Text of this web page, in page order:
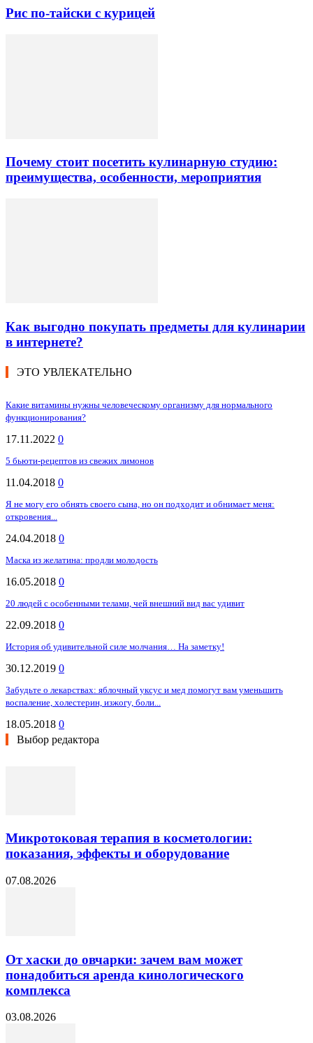
Рис по-тайски с курицей
Почему стоит посетить кулинарную студию:
преимущества, особенности, мероприятия
Как выгодно покупать предметы для кулинарии
в интернете?
ЭТО УВЛЕКАТЕЛЬНО
Какие витамины нужны человеческому организму для нормального
функционирования?
17.11.2022 0
5 бьюти-рецептов из свежих лимонов
11.04.2018 0
Я не могу его обнять своего сына, но он подходит и обнимает меня:
откровения...
24.04.2018 0
Маска из желатина: продли молодость
16.05.2018 0
20 людей с особенными телами, чей внешний вид вас удивит
22.09.2018 0
История об удивительной силе молчания… На заметку!
30.12.2019 0
Забудьте о лекарствах: яблочный уксус и мед помогут вам уменьшить
воспаление, холестерин, изжогу, боли...
18.05.2018 0
Выбор редактора
Микротоковая терапия в косметологии:
показания, эффекты и оборудование
07.08.2026
От хаски до овчарки: зачем вам может
понадобиться аренда кинологического
комплекса
03.08.2026